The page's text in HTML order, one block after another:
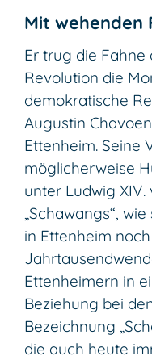
Mit wehenden
Er trug die Fahne
Revolution die
demokratische
Augustin
Ettenheim. Seine
möglicherweise
unter Ludwig
„Schawangs“,
in Ettenheim
Ettenheimern in
Beziehung bei
Bezeichnung
die auch heute